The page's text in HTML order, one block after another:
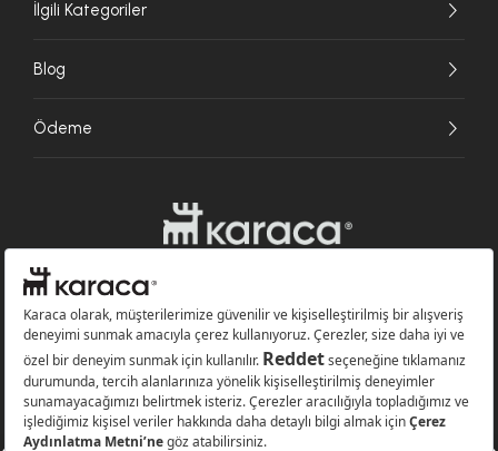
İlgili Kategoriler
Blog
Ödeme
Websitesinde kullanılan bazı görseller yapay zekâ (AI) ile üretilmiştir.